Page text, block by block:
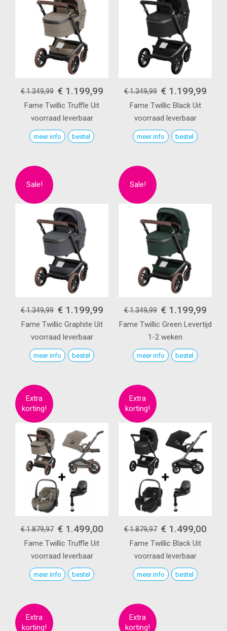
€ 1.349,99 € 1.199,99
Fame Twillic Truffle Uit
voorraad leverbaar
meer info bestel
€ 1.349,99 € 1.199,99
Fame Twillic Black Uit
voorraad leverbaar
meer info bestel
€ 1.349,99 € 1.199,99
Fame Twillic Graphite Uit
voorraad leverbaar
meer info bestel
€ 1.349,99 € 1.199,99
Fame Twillic Green Levertijd
1-2 weken
meer info bestel
€ 1.879,97 € 1.499,00
Fame Twillic Truffle Uit
voorraad leverbaar
meer info bestel
€ 1.879,97 € 1.499,00
Fame Twillic Black Uit
voorraad leverbaar
meer info bestel